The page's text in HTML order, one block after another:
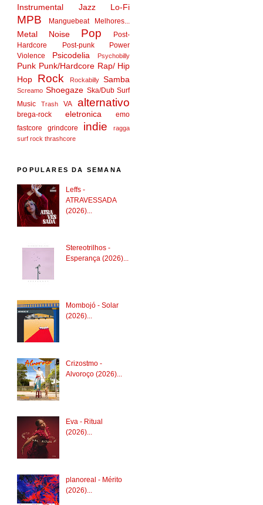
Instrumental Jazz Lo-Fi
MPB Manguebeat Melhores...
Metal Noise Pop
Post-
Hardcore
Post-punk
Power
Violence
Psicodelia Psychobilly
Punk Punk/Hardcore Rap/ Hip
Hop
Rock Rockabilly Samba
Screamo Shoegaze Ska/Dub Surf
Music
Trash VA alternativo
brega-rock eletronica
emo
fastcore
grindcore indie
ragga
surf rock thrashcore
POPULARES DA SEMANA
Leffs -
ATRAVESSADA
(2026)...
Stereotrilhos -
Esperança (2026)...
Mombojó - Solar
(2026)...
Crizostmo -
Alvoroço (2026)...
Eva - Ritual
(2026)...
planoreal - Mérito
(2026)...